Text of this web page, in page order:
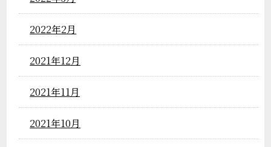
2022年2月
2021年12月
2021年11月
2021年10月